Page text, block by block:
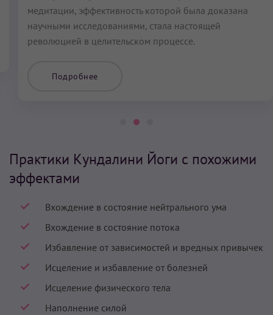
медитации, эффективность которой была доказана
научными исследованиями, стала настоящей
революцией в целительском процессе.
Подробнее
Практики Кундалини Йоги с похожими
эффектами
Вхождение в состояние нейтрального ума
Вхождение в состояние потока
Избавление от зависимостей и вредных привычек
Исцеление и избавление от болезней
Исцеление физического тела
Наполнение силой